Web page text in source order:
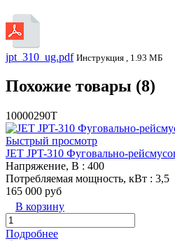
jpt_310_ug.pdf Инструкция , 1.93 МБ
Похожие товары (8)
10000290T
Быстрый просмотр
JET JPT-310 Фуговально-
Напряжение, В : 400
Потребляемая мощность, кВт : 3,5
165 000 руб
В корзину
Подробнее